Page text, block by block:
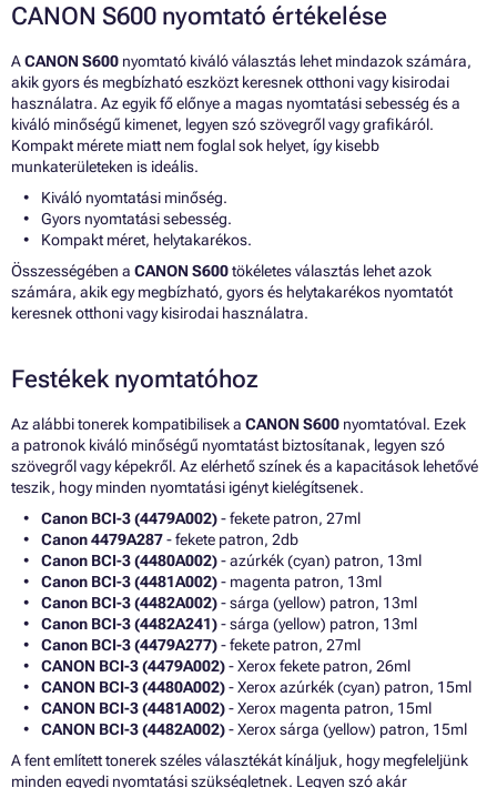
CANON S600 nyomtató értékelése
ACANON S600 nyomtató kiváló választás lehet mindazok számára,
akik gyors és megbízható eszközt keresnek otthoni vagy kisirodai
használatra. Az egyik fő előnye a magas nyomtatási sebesség és a
kiváló minőségű kimenet, legyen szó szövegről vagy grafikáról.
Kompakt mérete miatt nem foglal sok helyet, így kisebb
munkaterületeken is ideális.
Kiváló nyomtatási minőség.
Gyors nyomtatási sebesség.
Kompakt méret, helytakarékos.
Összességében a CANON S600tökéletes választás lehet azok
számára, akik egy megbízható, gyors és helytakarékos nyomtatót
keresnek otthoni vagy kisirodai használatra.
Festékek nyomtatóhoz
Az alábbi tonerek kompatibilisek a CANON S600 nyomtatóval. Ezek
a patronok kiváló minőségű nyomtatást biztosítanak, legyen szó
szövegről vagy képekről. Az elérhető színek és a kapacitások lehetővé
teszik, hogy minden nyomtatási igényt kielégítsenek.
Canon BCI-3 (4479A002)- fekete patron, 27ml
Canon 4479A287- fekete patron, 2db
Canon BCI-3 (4480A002)- azúrkék (cyan) patron, 13ml
Canon BCI-3 (4481A002)- magenta patron, 13ml
Canon BCI-3 (4482A002)- sárga (yellow) patron, 13ml
Canon BCI-3 (4482A241)- sárga (yellow) patron, 13ml
Canon BCI-3 (4479A277)- fekete patron, 27ml
CANON BCI-3 (4479A002)- Xerox fekete patron, 26ml
CANON BCI-3 (4480A002)- Xerox azúrkék (cyan) patron, 15ml
CANON BCI-3 (4481A002)- Xerox magenta patron, 15ml
CANON BCI-3 (4482A002)- Xerox sárga (yellow) patron, 15ml
A fent említett tonerek széles választékát kínáljuk, hogy megfeleljünk
minden egyedi nyomtatási szükségletnek. Legyen szó akár